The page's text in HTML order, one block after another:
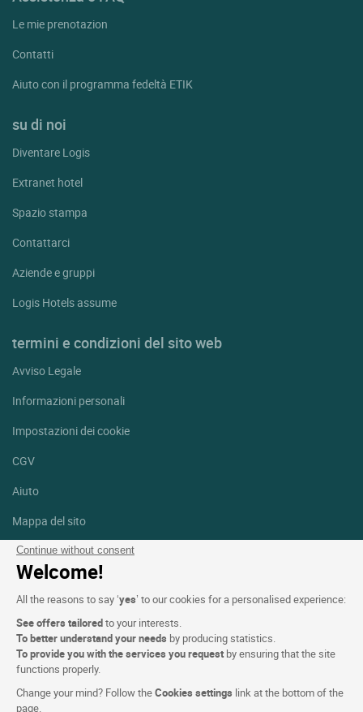
Continue without consent
Welcome!
All the reasons to say ‘yes’ to our cookies for a personalised experience:
See offers tailoredto your interests.
To better understand your needs by producing statistics.
To provide you with the services you request by ensuring that the site
functions properly.
Change your mind? Follow theCookies settings link at the bottom of the
page.
Le mie prenotazion
Contatti
Aiuto con il programma fedeltà ETIK
su di noi
Diventare Logis
Extranet hotel
Spazio stampa
Contattarci
Aziende e gruppi
Logis Hotels assume
termini e condizioni del sito web
Avviso Legale
Informazioni personali
Impostazioni dei cookie
CGV
Aiuto
Mappa del sito
Crediti fotografici
Facebook
Instagram
Linkedin